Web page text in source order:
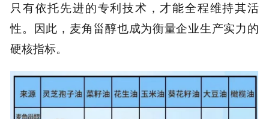
只有依托先进的专利技术，才能全程维持其活
性。因此，麦角甾醇也成为衡量企业生产实力的
硬核指标。